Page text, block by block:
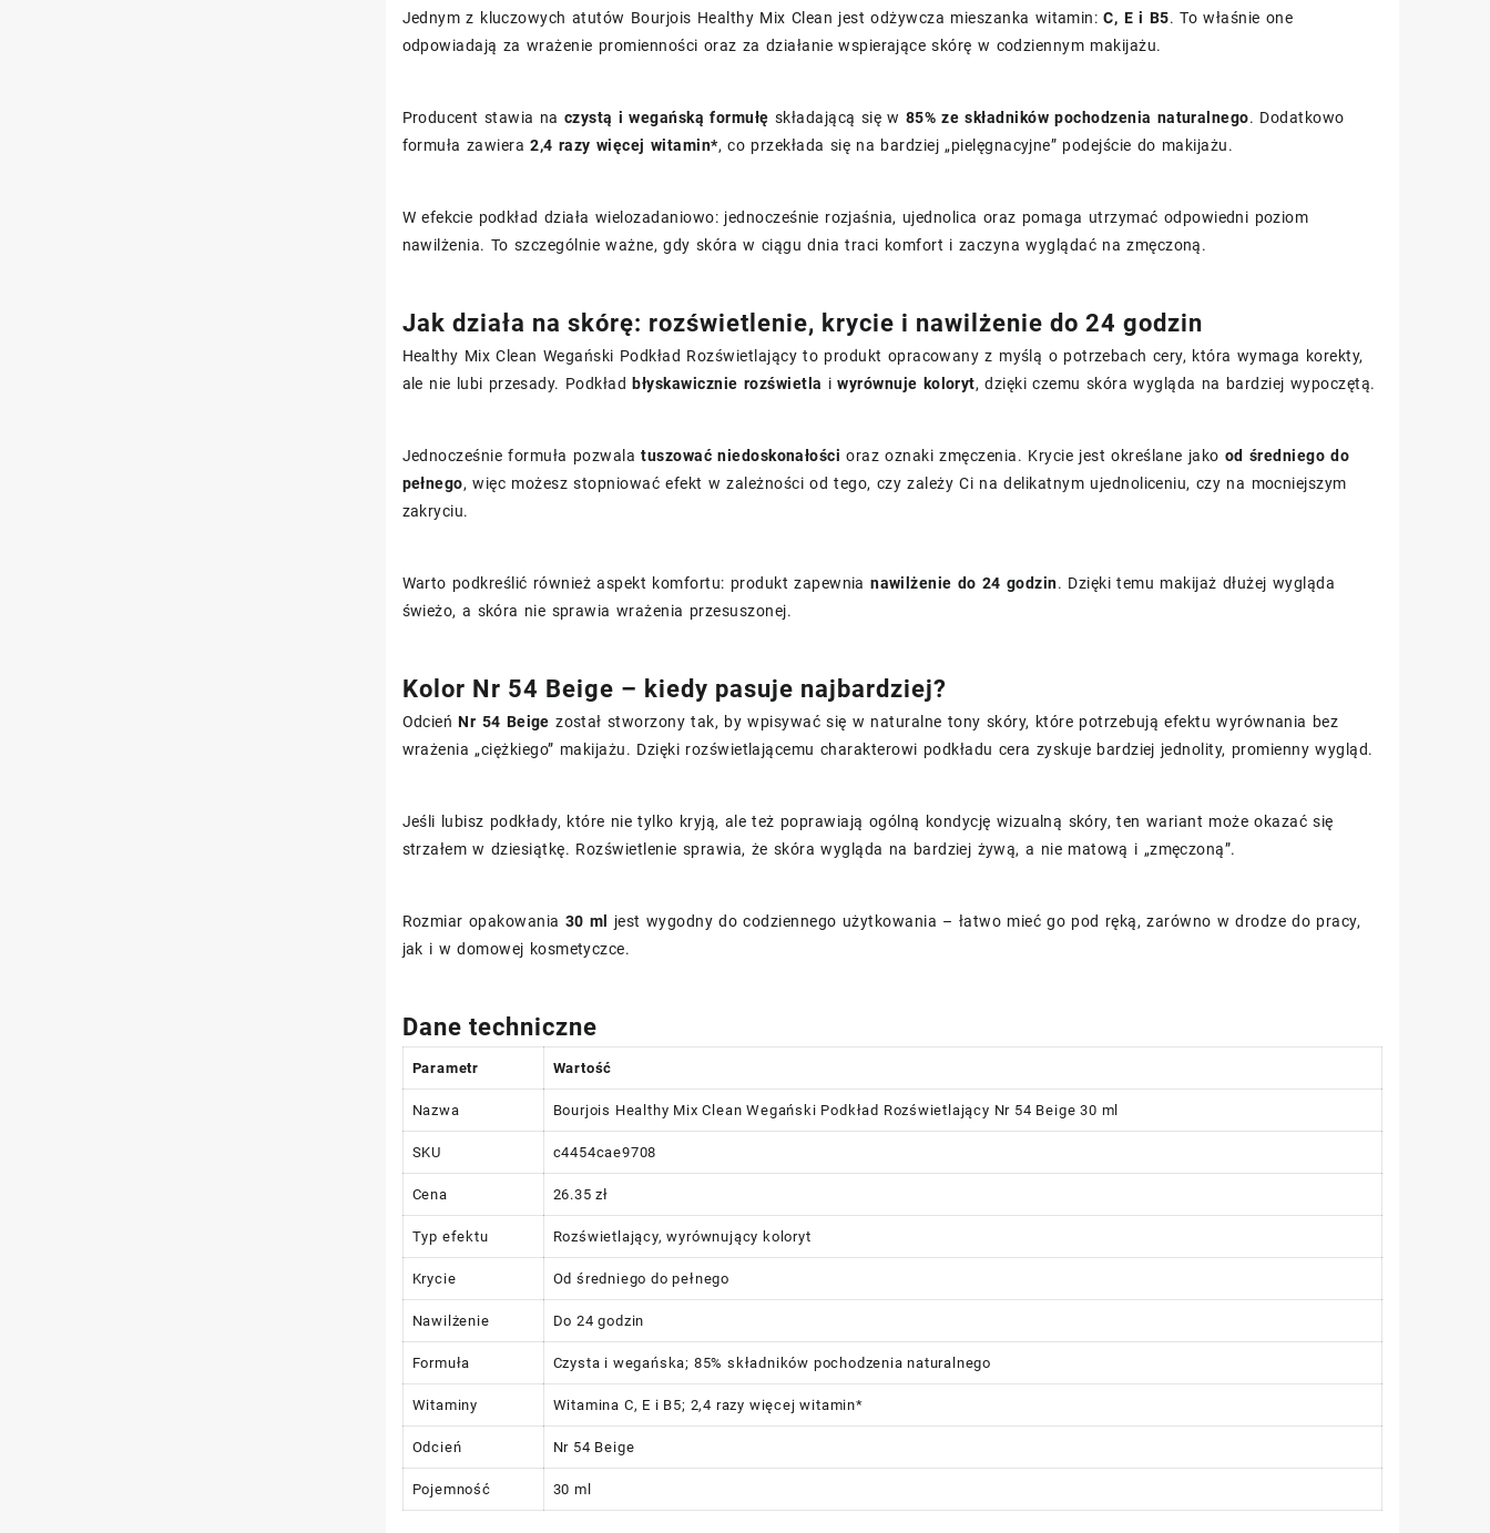
Jednym z kluczowych atutów Bourjois Healthy Mix Clean jest odżywcza mieszanka witamin:C, E i B5. To właśnie one
odpowiadają za wrażenie promienności oraz za działanie wspierające skórę w codziennym makijażu.
Producent stawia na czystą i wegańską formułę składającą się w 85% ze składników pochodzenia naturalnego. Dodatkowo
formuła zawiera2,4 razy więcej witamin*, co przekłada się na bardziej „pielęgnacyjne” podejście do makijażu.
W efekcie podkład działa wielozadaniowo: jednocześnie rozjaśnia, ujednolica oraz pomaga utrzymać odpowiedni poziom
nawilżenia. To szczególnie ważne, gdy skóra w ciągu dnia traci komfort i zaczyna wyglądać na zmęczoną.
Jak działa na skórę: rozświetlenie, krycie i nawilżenie do 24 godzin
Healthy Mix Clean Wegański Podkład Rozświetlający to produkt opracowany z myślą o potrzebach cery, która wymaga korekty,
ale nie lubi przesady. Podkład błyskawicznie rozświetla iwyrównuje koloryt, dzięki czemu skóra wygląda na bardziej wypoczętą.
Jednocześnie formuła pozwalatuszować niedoskonałości oraz oznaki zmęczenia. Krycie jest określane jako od średniego do
pełnego, więc możesz stopniować efekt w zależności od tego, czy zależy Ci na delikatnym ujednoliceniu, czy na mocniejszym
zakryciu.
Warto podkreślić również aspekt komfortu: produkt zapewnianawilżenie do 24 godzin. Dzięki temu makijaż dłużej wygląda
świeżo, a skóra nie sprawia wrażenia przesuszonej.
Kolor Nr 54 Beige – kiedy pasuje najbardziej?
OdcieńNr 54 Beige został stworzony tak, by wpisywać się w naturalne tony skóry, które potrzebują efektu wyrównania bez
wrażenia „ciężkiego” makijażu. Dzięki rozświetlającemu charakterowi podkładu cera zyskuje bardziej jednolity, promienny wygląd.
Jeśli lubisz podkłady, które nie tylko kryją, ale też poprawiają ogólną kondycję wizualną skóry, ten wariant może okazać się
strzałem w dziesiątkę. Rozświetlenie sprawia, że skóra wygląda na bardziej żywą, a nie matową i „zmęczoną”.
Rozmiar opakowania 30 ml
jest wygodny do codziennego użytkowania – łatwo mieć go pod ręką, zarówno w drodze do pracy,
jak i w domowej kosmetyczce.
Dane techniczne
Parametr Wartość
Nazwa Bourjois Healthy Mix Clean Wegański Podkład Rozświetlający Nr 54 Beige 30 ml
SKU c4454cae9708
Cena 26.35 zł
Typ efektu Rozświetlający, wyrównujący koloryt
Krycie Od średniego do pełnego
Nawilżenie Do 24 godzin
Formuła Czysta i wegańska; 85% składników pochodzenia naturalnego
Witaminy Witamina C, E i B5; 2,4 razy więcej witamin*
Odcień Nr 54 Beige
Pojemność 30 ml